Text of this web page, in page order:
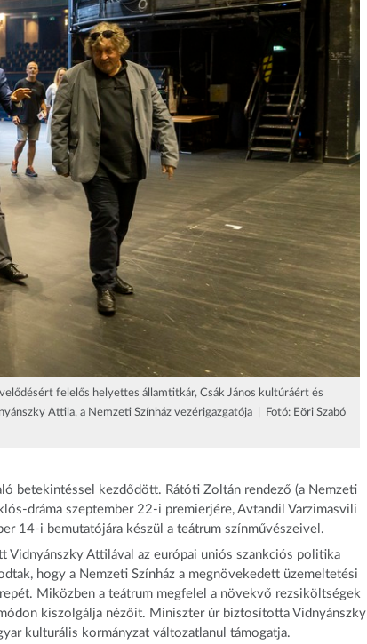
felelős helyettes államtitkár, Csák János kultúráért és
Attila, a Nemzeti Színház vezérigazgatója | Fotó: Eöri Szabó
betekintéssel kezdődött. Rátóti Zoltán rendező (a Nemzeti
dráma szeptember 22-i premierjére, Avtandil Varzimasvili
14-i bemutatójára készül a teátrum színművészeivel.
Vidnyánszky Attilával az európai uniós szankciós politika
hogy a Nemzeti Színház a megnövekedett üzemeltetési
Miközben a teátrum megfelel a növekvő rezsiköltségek
kiszolgálja nézőit. Miniszter úr biztosította Vidnyánszky
kulturális kormányzat változatlanul támogatja.